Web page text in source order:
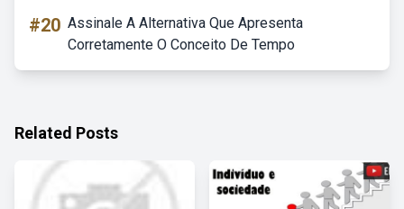
#20 Assinale A Alternativa Que Apresenta
Corretamente O Conceito De Tempo
Related Posts